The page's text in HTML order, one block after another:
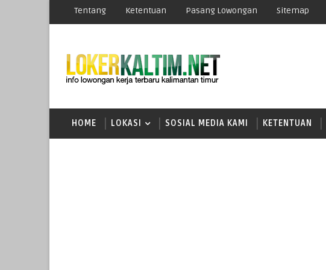
Tentang Ketentuan Pasang Lowongan Sitemap
HOME LOKASI SOSIAL MEDIA KAMI KETENTUAN